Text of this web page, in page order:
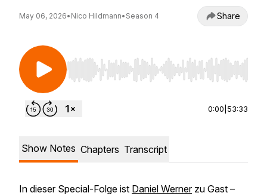
May 06, 2026• Nico Hildmann• Season 4 Share
Use Left/Right to seek, Home/End to jump to
0:00 53:33
Show Notes Chapters Transcript
In dieser Special-Folge ist Daniel Wernerzu Gast –